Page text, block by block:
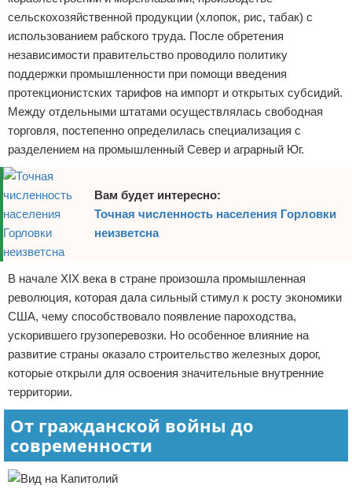
сельскохозяйственной продукции (хлопок, рис, табак) с
использованием рабского труда. После обретения
независимости правительство проводило политику
поддержки промышленности при помощи введения
протекционистских тарифов на импорт и открытых субсидий.
Между отдельными штатами осуществлялась свободная
торговля, постепенно определилась специализация с
разделением на промышленный Север и аграрный Юг.
Вам будет интересно:
Точная численность населения Горловки
неизветсна
В начале XIX века в стране произошла промышленная
революция, которая дала сильный стимул к росту экономики
США, чему способствовало появление пароходства,
ускорившего грузоперевозки. Но особенное влияние на
развитие страны оказало строительство железных дорог,
которые открыли для освоения значительные внутренние
территории.
От гражданской войны до
современности